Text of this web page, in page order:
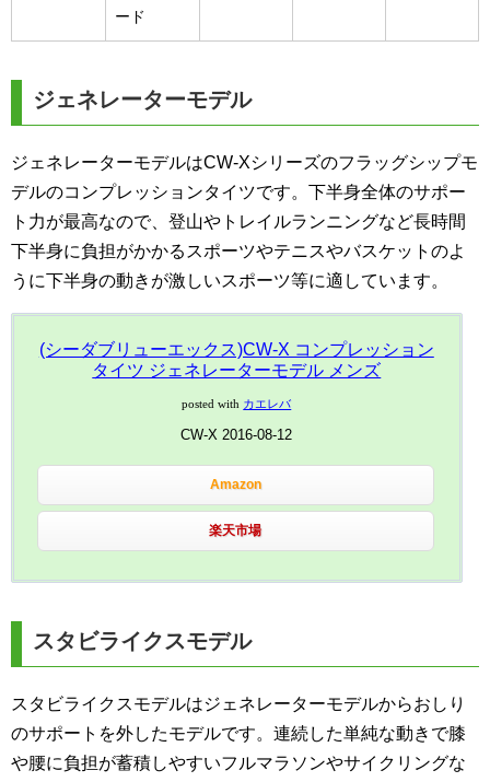
ード
ジェネレーターモデル
ジェネレーターモデルはCW-Xシリーズのフラッグシップモ
デルのコンプレッションタイツです。下半身全体のサポー
ト力が最高なので、登山やトレイルランニングなど長時間
下半身に負担がかかるスポーツやテニスやバスケットのよ
うに下半身の動きが激しいスポーツ等に適しています。
(シーダブリューエックス)CW-X コンプレッション
タイツ ジェネレーターモデル メンズ
posted with カエレバ
CW-X 2016-08-12
Amazon
楽天市場
スタビライクスモデル
スタビライクスモデルはジェネレーターモデルからおしり
のサポートを外したモデルです。連続した単純な動きで膝
や腰に負担が蓄積しやすいフルマラソンやサイクリングな